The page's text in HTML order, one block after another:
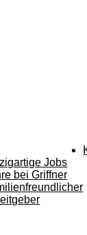
Jobs
bei Griffner